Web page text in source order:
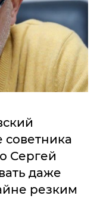
советника
Сергей
даже
резким